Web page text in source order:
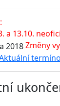
a 13.10.
Změny